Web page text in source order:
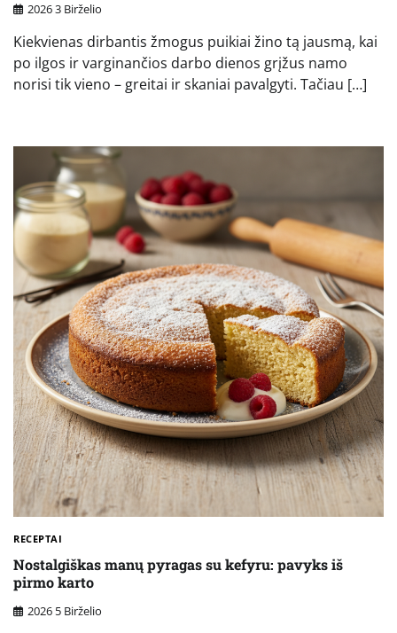
2026 3 Birželio
Kiekvienas dirbantis žmogus puikiai žino tą jausmą, kai
po ilgos ir varginančios darbo dienos grįžus namo
norisi tik vieno – greitai ir skaniai pavalgyti. Tačiau […]
RECEPTAI
Nostalgiškas manų pyragas su kefyru: pavyks iš
pirmo karto
2026 5 Birželio